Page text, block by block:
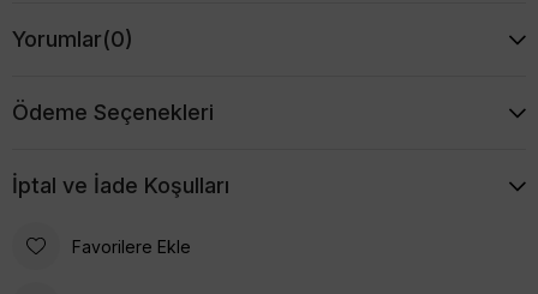
Yorumlar(0)
Ödeme Seçenekleri
İptal ve İade Koşulları
Favorilere Ekle